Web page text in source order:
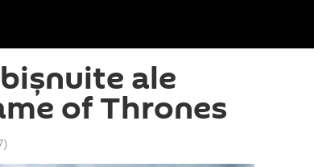
ale
of Thrones
)